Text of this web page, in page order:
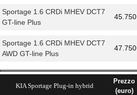
Sportage 1.6 CRDi MHEV DCT7
GT-line Plus
45.750
Sportage 1.6 CRDi MHEV DCT7
AWD GT-line Plus
47.750
KIA Sportage Plug-in hybrid
Prezzo
(euro)